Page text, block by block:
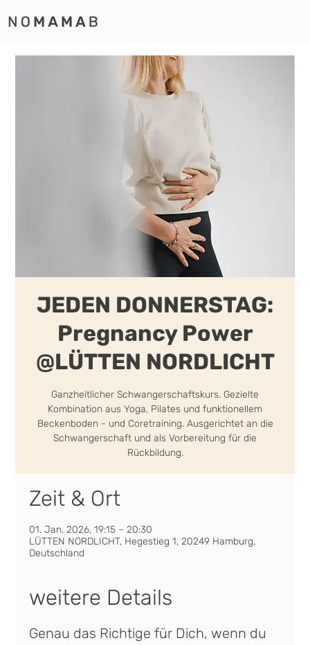
JEDEN DONNERSTAG:
Pregnancy Power
@LÜTTEN NORDLICHT
Ganzheitlicher Schwangerschaftskurs. Gezielte
Kombination aus Yoga, Pilates und funktionellem
Beckenboden - und Coretraining. Ausgerichtet an die
Schwangerschaft und als Vorbereitung für die
Rückbildung.
Zeit & Ort
01. Jan. 2026, 19:15 – 20:30
LÜTTEN NORDLICHT, Hegestieg 1, 20249 Hamburg,
Deutschland
weitere Details
Genau das Richtige für Dich, wenn du